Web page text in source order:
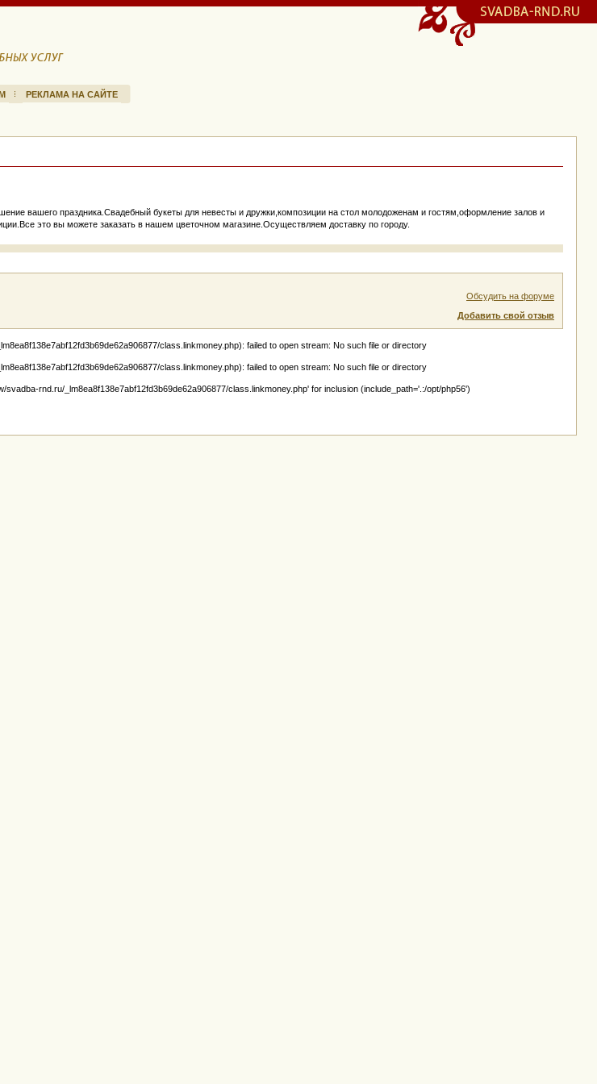
РЕКЛАМА НА САЙТЕ
вашего праздника.Свадебный букеты для невесты и дружки,композиции на стол молодоженам и гостям,оформление залов и
это вы можете заказать в нашем цветочном магазине.Осуществляем доставку по городу.
Обсудить на форуме
Добавить свой отзыв
class.linkmoney.php): failed to open stream: No such file or directory
class.linkmoney.php): failed to open stream: No such file or directory
rnd.ru/_lm8ea8f138e7abf12fd3b69de62a906877/class.linkmoney.php' for inclusion (include_path='.:/opt/php56')